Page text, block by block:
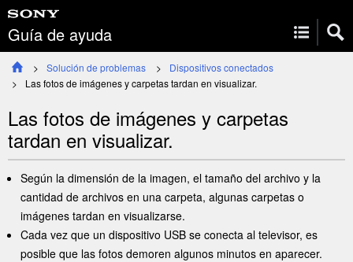
Guía de ayuda
Solución de problemas
Dispositivos conectados
Las fotos de imágenes y carpetas tardan en visualizar.
Las fotos de imágenes y carpetas
tardan en visualizar.
Según la dimensión de la imagen, el tamaño del archivo y la
cantidad de archivos en una carpeta, algunas carpetas o
imágenes tardan en visualizarse.
Cada vez que un dispositivo USB se conecta al televisor, es
posible que las fotos demoren algunos minutos en aparecer.